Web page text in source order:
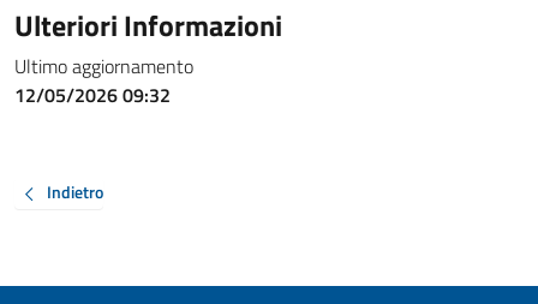
Ulteriori Informazioni
Ultimo aggiornamento
12/05/2026 09:32
Indietro